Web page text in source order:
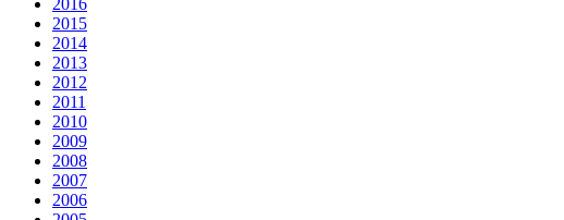
2016
2015
2014
2013
2012
2011
2010
2009
2008
2007
2006